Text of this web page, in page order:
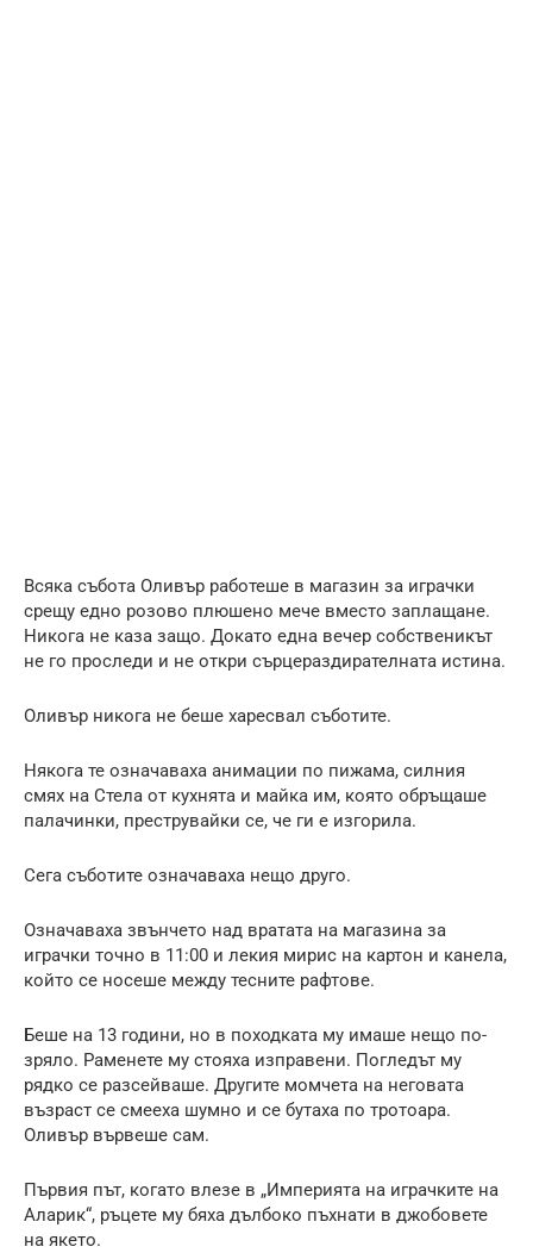
Всяка събота Оливър работеше в магазин за играчки
срещу едно розово плюшено мече вместо заплащане.
Никога не каза защо. Докато една вечер собственикът
не го проследи и не откри сърцераздирателната истина.
Оливър никога не беше харесвал съботите.
Някога те означаваха анимации по пижама, силния
смях на Стела от кухнята и майка им, която обръщаше
палачинки, преструвайки се, че ги е изгорила.
Сега съботите означаваха нещо друго.
Означаваха звънчето над вратата на магазина за
играчки точно в 11:00 и лекия мирис на картон и канела,
който се носеше между тесните рафтове.
Беше на 13 години, но в походката му имаше нещо по-
зряло. Раменете му стояха изправени. Погледът му
рядко се разсейваше. Другите момчета на неговата
възраст се смееха шумно и се бутаха по тротоара.
Оливър вървеше сам.
Първия път, когато влезе в „Империята на играчките на
Аларик“, ръцете му бяха дълбоко пъхнати в джобовете
на якето.